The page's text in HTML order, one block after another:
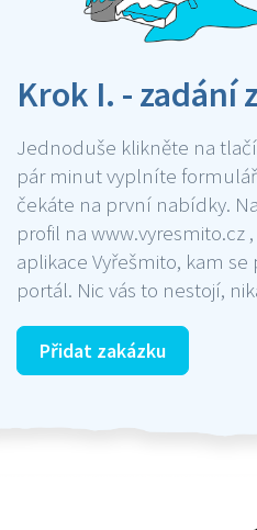
Krok I. - zadání
Jednoduše klikněte na
pár minut vyplníte formulář
čekáte na první nabídky.
profil na
aplikace Vyřešmito, kam
portál. Nic vás to nestojí,
Přidat zakázku